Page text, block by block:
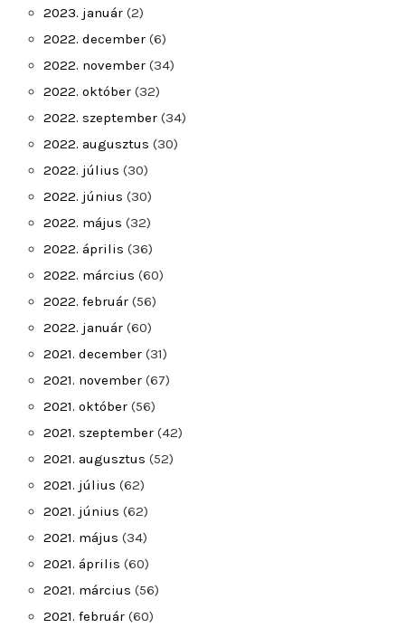
2023. január (2)
2022. december (6)
2022. november (34)
2022. október (32)
2022. szeptember (34)
2022. augusztus (30)
2022. július (30)
2022. június (30)
2022. május (32)
2022. április (36)
2022. március (60)
2022. február (56)
2022. január (60)
2021. december (31)
2021. november (67)
2021. október (56)
2021. szeptember (42)
2021. augusztus (52)
2021. július (62)
2021. június (62)
2021. május (34)
2021. április (60)
2021. március (56)
2021. február (60)